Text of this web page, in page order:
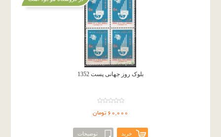
بلوک روز جهانی پست 1352
60,000 تومان
خرید توضیحات